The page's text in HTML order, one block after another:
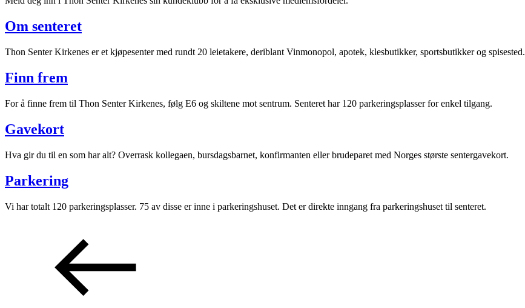
Aktiviteter
Tilbud
Inspirasjon
Søk
Åpningstider
Ledige stillinger
Magasin
Gavekort
Om senteret
Thon Senter Kirkenes er et kjøpesenter med rundt 20 leietakere, deriblant Vinmonopol, apotek, klesbutikker, sportsbutikker og spisested.
Finn frem
For å finne frem til Thon Senter Kirkenes, følg E6 og skiltene mot sentrum. Senteret har 120 parkeringsplasser for enkel tilgang.
Gavekort
Hva gir du til en som har alt? Overrask kollegaen, bursdagsbarnet, konfirmanten eller brudeparet med Norges største sentergavekort.
Parkering
Vi har totalt 120 parkeringsplasser. 75 av disse er inne i parkeringshuset. Det er direkte inngang fra parkeringshuset til senteret.